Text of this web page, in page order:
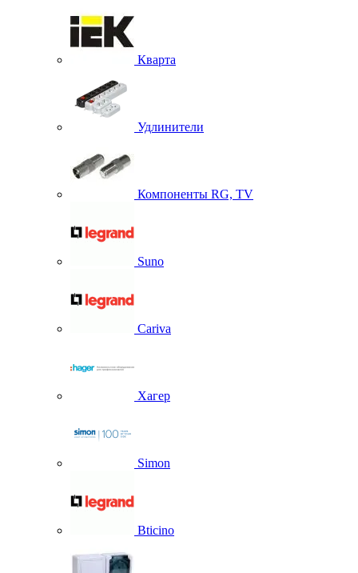
Кварта
Удлинители
Компоненты RG, TV
Suno
Cariva
Хагер
Simon
Bticino